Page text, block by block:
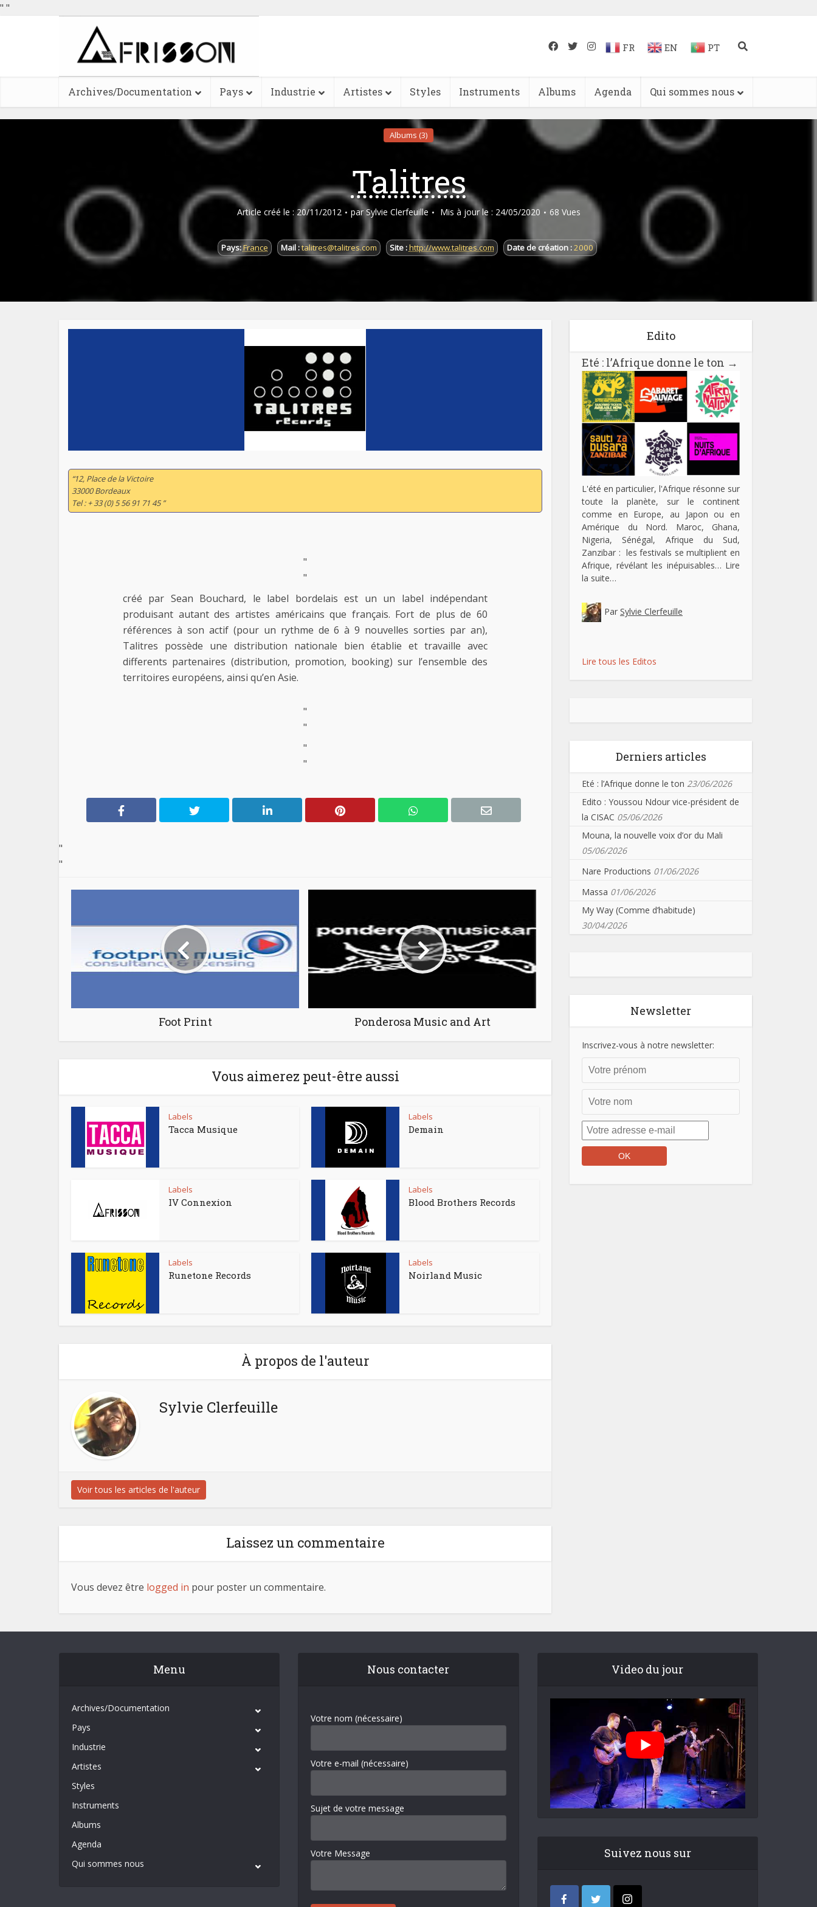
" "
FR EN PT
Archives/Documentation Pays Industrie Artistes Styles Instruments Albums Agenda Qui sommes nous
Albums (3)
Talitres
Article créé le : 20/11/2012 par Sylvie Clerfeuille Mis à jour le : 24/05/2020 68 Vues
Pays:France Mail :talitres@talitres.com Site :http://www.talitres.com Date de création :2000
“12, Place de la Victoire
33000 Bordeaux
Tel : + 33 (0) 5 56 91 71 45 ”
"
"
créé par Sean Bouchard, le label bordelais est un un label indépendant
produisant autant des artistes américains que français. Fort de plus de 60
références à son actif (pour un rythme de 6 à 9 nouvelles sorties par an),
Talitres possède une distribution nationale bien établie et travaille avec
differents partenaires (distribution, promotion, booking) sur l’ensemble des
territoires européens, ainsi qu’en Asie.
"
"
"
"
"
"
Foot Print Ponderosa Music and Art
Vous aimerez peut-être aussi
Labels
Tacca Musique
Labels
Demain
Labels
IV Connexion
Labels
Blood Brothers Records
Labels
Runetone Records
Labels
Noirland Music
À propos de l'auteur
Sylvie Clerfeuille
Voir tous les articles de l'auteur
Laissez un commentaire
Vous devez être logged in pour poster un commentaire.
Edito
Eté : l’Afrique donne le ton →
L'été en particulier, l'Afrique résonne sur
toute la planète, sur le continent
comme en Europe, au Japon ou en
Amérique du Nord. Maroc, Ghana,
Nigeria, Sénégal, Afrique du Sud,
Zanzibar : les festivals se multiplient en
Afrique, révélant les inépuisables… Lire
la suite…
Par Sylvie Clerfeuille
Lire tous les Editos
Derniers articles
Eté : l’Afrique donne le ton 23/06/2026
Edito : Youssou Ndour vice-président de
la CISAC 05/06/2026
Mouna, la nouvelle voix d’or du Mali
05/06/2026
Nare Productions 01/06/2026
Massa 01/06/2026
My Way (Comme d’habitude)
30/04/2026
Newsletter
Inscrivez-vous à notre newsletter:
Menu
Archives/Documentation
Pays
Industrie
Artistes
Styles
Instruments
Albums
Agenda
Qui sommes nous
Nous contacter
Votre nom (nécessaire)
Votre e-mail (nécessaire)
Sujet de votre message
Votre Message
Video du jour
Suivez nous sur